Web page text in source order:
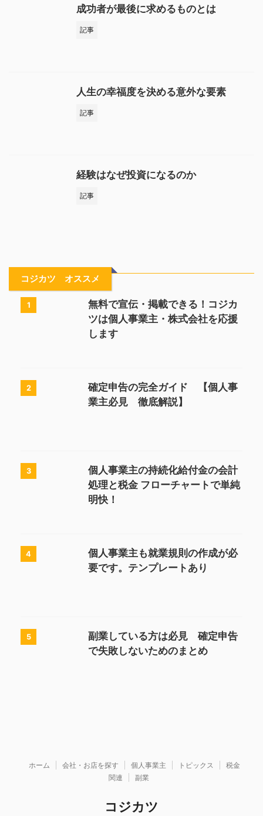
成功者が最後に求めるものとは
記事
人生の幸福度を決める意外な要素
記事
経験はなぜ投資になるのか
記事
コジカツ オススメ
1
無料で宣伝・掲載できる！コジカ
ツは個人事業主・株式会社を応援
します
2
確定申告の完全ガイド 【個人事
業主必見 徹底解説】
3
個人事業主の持続化給付金の会計
処理と税金 フローチャートで単純
明快！
4
個人事業主も就業規則の作成が必
要です。テンプレートあり
5
副業している方は必見 確定申告
で失敗しないためのまとめ
ホーム 会社・お店を探す 個人事業主 トピックス
税金
関連
副業
コジカツ